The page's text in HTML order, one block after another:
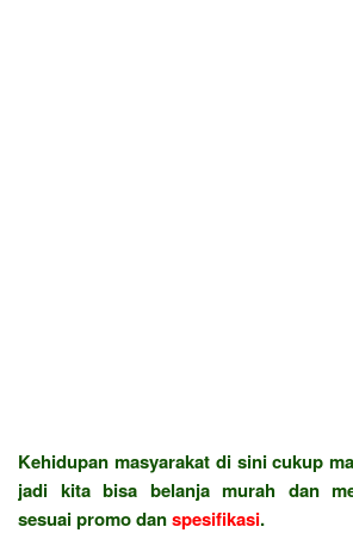
Kehidupan masyarakat di sini cukup
jadi kita bisa belanja murah dan
sesuai promo danspesifikasi.